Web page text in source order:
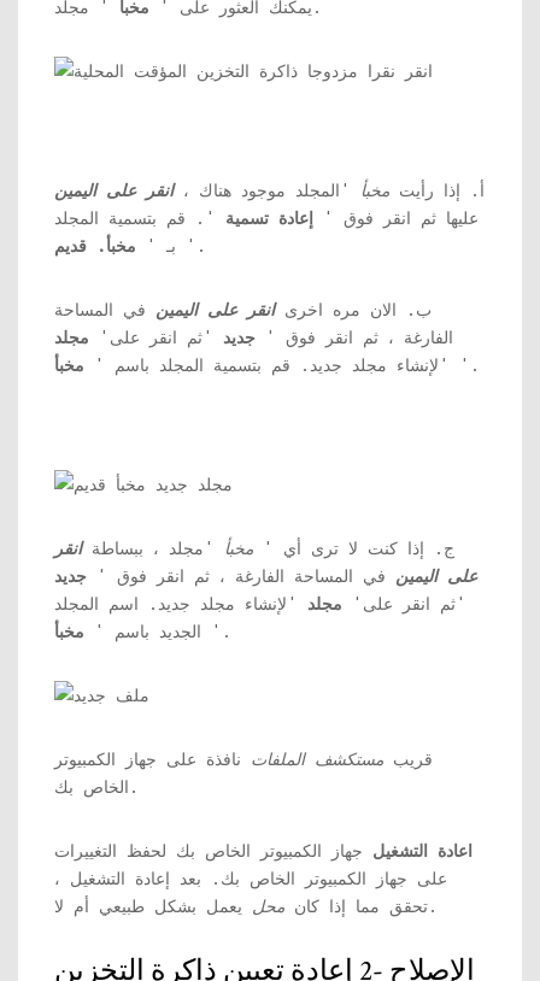
يمكنك العثور على ' مخبأ ' مجلد.
أ. إذا رأيت مخبأ 'المجلد موجود هناك ،انقر على اليمين
عليها ثم انقر فوق ' إعادة تسمية '. قم بتسمية المجلد
بـ ' مخبأ. قديم '.
ب. الان مره اخرىانقر على اليمين في المساحة
الفارغة ، ثم انقر فوق ' جديد 'ثم انقر على' مجلد
'لإنشاء مجلد جديد. قم بتسمية المجلد باسم ' مخبأ '.
ج. إذا كنت لا ترى أي ' مخبأ 'مجلد ، ببساطةانقر
على اليمين في المساحة الفارغة ، ثم انقر فوق ' جديد
'ثم انقر على' مجلد 'لإنشاء مجلد جديد. اسم المجلد
الجديد باسم ' مخبأ '.
قريب مستكشف الملفات نافذة على جهاز الكمبيوتر
الخاص بك.
اعادة التشغيل جهاز الكمبيوتر الخاص بك لحفظ التغييرات
على جهاز الكمبيوتر الخاص بك. بعد إعادة التشغيل ،
تحقق مما إذا كان محل يعمل بشكل طبيعي أم لا.
الإصلاح -2 إعادة تعيين ذاكرة التخزين